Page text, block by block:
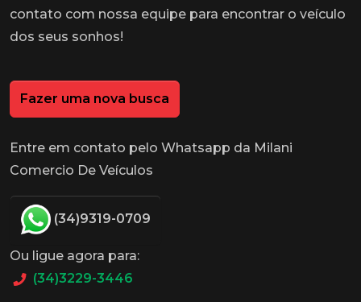
contato com nossa equipe para encontrar o veículo
dos seus sonhos!
Fazer uma nova busca
Entre em contato pelo Whatsapp da Milani
Comercio De Veículos
(34)9319-0709
Ou ligue agora para:
(34)3229-3446